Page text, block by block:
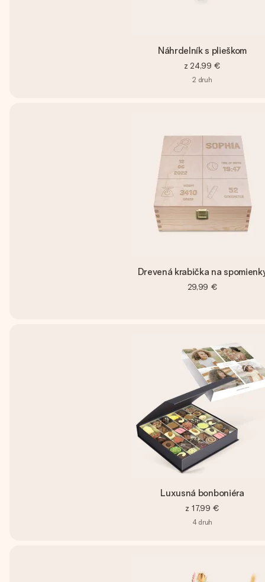
Náhrdelník s plieškom
z 24,99 €
2 druh
Drevená krabička na
29,99 €
Luxusná bonboniéra
z 17,99 €
4 druh